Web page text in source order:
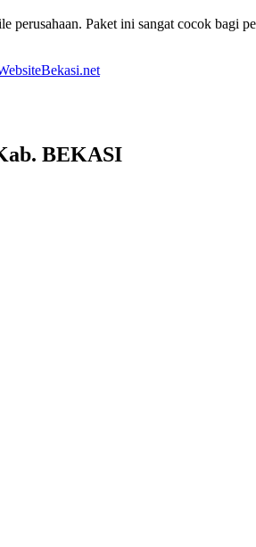
Paket ini sangat cocok bagi
BEKASI